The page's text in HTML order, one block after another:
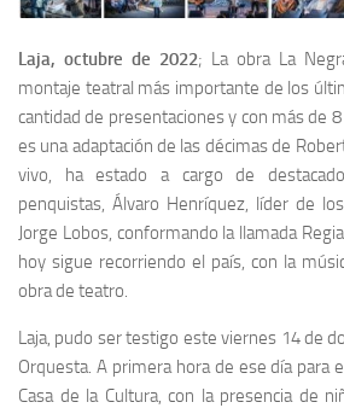
Laja, octubre de 2022; La obra La
montaje teatral más importante de los
cantidad de presentaciones y con más de
es una adaptación de las décimas de
vivo, ha estado a cargo de
penquistas, Álvaro Henríquez, líder de
Jorge Lobos, conformando la llamada
hoy sigue recorriendo el país, con la
obra de teatro.
Laja, pudo ser testigo este viernes 14 de
Orquesta. A primera hora de ese día para
Casa de la Cultura, con la presencia de